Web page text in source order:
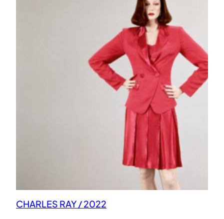
CHARLES RAY / 2022